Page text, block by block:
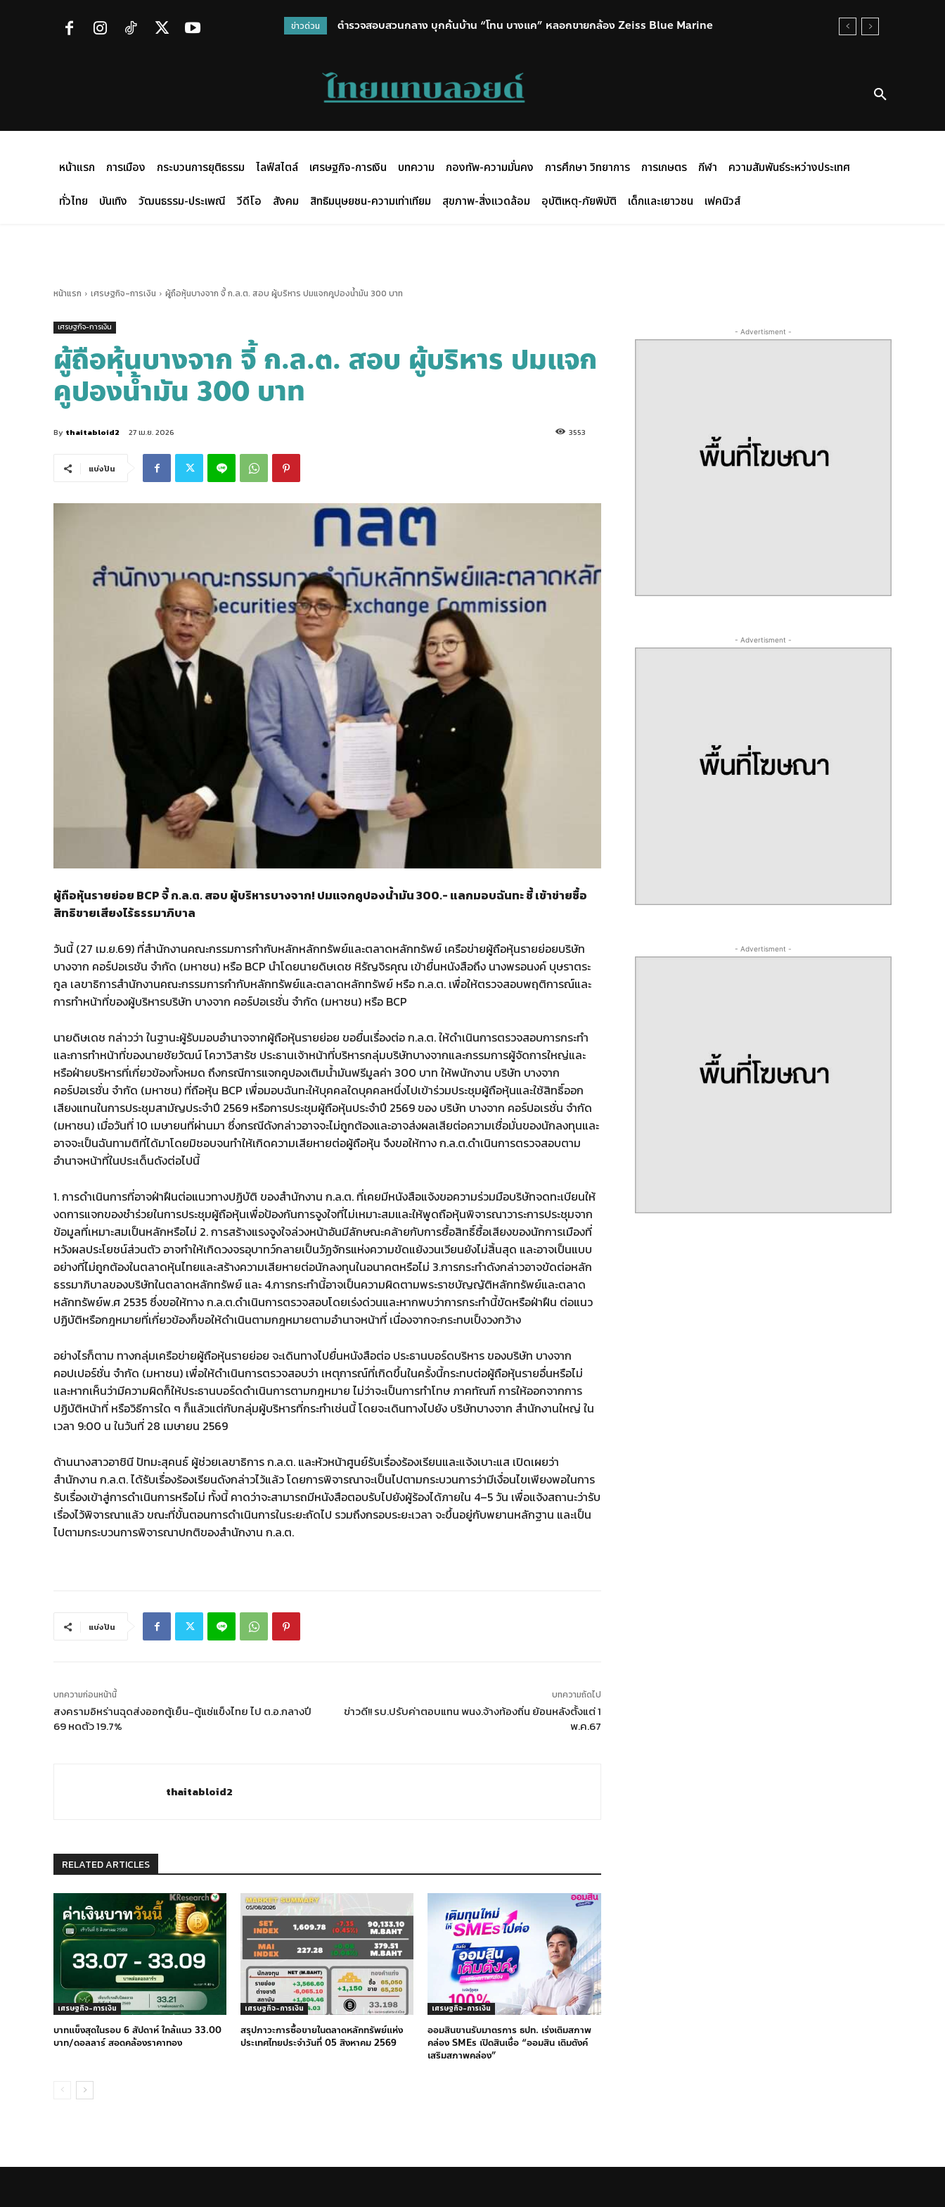
ข่าวด่วน ตำรวจสอบสวนกลาง บุกค้นบ้าน “โทน บางแค” หลอกขายกล้อง Zeiss Blue Marine
หน้าแรก การเมือง กระบวนการยุติธรรม ไลฟ์สไตล์ เศรษฐกิจ-การเงิน บทความ กองทัพ-ความมั่นคง การศึกษา วิทยาการ การเกษตร กีฬา
ความสัมพันธ์ระหว่างประเทศ
ทั่วไทย
บันเทิง วัฒนธรรม-ประเพณี วีดีโอ สังคม สิทธิมนุษยชน-ความเท่าเทียม สุขภาพ-สิ่งแวดล้อม อุบัติเหตุ-ภัยพิบัติ เด็กและเยาวชน เฟคนิวส์
หน้าแรก เศรษฐกิจ-การเงิน ผู้ถือหุ้นบางจาก จี้ ก.ล.ต. สอบ ผู้บริหาร ปมแจกคูปองน้ำมัน 300 บาท
เศรษฐกิจ-การเงิน
ผู้ถือหุ้นบางจาก จี้ ก.ล.ต. สอบ ผู้บริหาร ปมแจก
คูปองน้ำมัน 300 บาท
By thaitabloid2 27 เม.ย. 2026 3553
แบ่งปัน
ผู้ถือหุ้นรายย่อย BCP จี้ ก.ล.ต. สอบ ผู้บริหารบางจาก! ปมแจกคูปองน้ำมัน 300.- แลกมอบฉันทะ ชี้ เข้าข่ายซื้อ
สิทธิขายเสียงไร้ธรรมาภิบาล
วันนี้ (27 เม.ย.69) ที่สำนักงานคณะกรรมการกำกับหลักหลักทรัพย์และตลาดหลักทรัพย์ เครือข่ายผู้ถือหุ้นรายย่อยบริษัท
บางจาก คอร์ปอเรชัน จำกัด (มหาชน) หรือ BCP นำโดยนายดิษเดช หิรัญจิรคุณ เข้ายื่นหนังสือถึง นางพรอนงค์ บุษราตระ
กูล เลขาธิการสำนักงานคณะกรรมการกำกับหลักทรัพย์และตลาดหลักทรัพย์ หรือ ก.ล.ต. เพื่อให้ตรวจสอบพฤติการณ์และ
การทำหน้าที่ของผู้บริหารบริษัท บางจาก คอร์ปอเรชั่น จำกัด (มหาชน) หรือ BCP
นายดิษเดช กล่าวว่า ในฐานะผู้รับมอบอำนาจจากผู้ถือหุ้นรายย่อย ขอยื่นเรื่องต่อ ก.ล.ต. ให้ดำเนินการตรวจสอบการกระทำ
และการทำหน้าที่ของนายชัยวัฒน์ โควาวิสารัช ประธานเจ้าหน้าที่บริหารกลุ่มบริษัทบางจากและกรรมการผู้จัดการใหญ่และ
หรือฝ่ายบริหารที่เกี่ยวข้องทั้งหมด ถึงกรณีการแจกคูปองเติมน้ำมันฟรีมูลค่า 300 บาท ให้พนักงาน บริษัท บางจาก
คอร์ปอเรชั่น จำกัด (มหาชน) ที่ถือหุ้น BCP เพื่อมอบฉันทะให้บุคคลใดบุคคลหนึ่งไปเข้าร่วมประชุมผู้ถือหุ้นและใช้สิทธิ์ออก
เสียงแทนในการประชุมสามัญประจำปี 2569 หรือการประชุมผู้ถือหุ้นประจำปี 2569 ของ บริษัท บางจาก คอร์ปอเรชั่น จำกัด
(มหาชน) เมื่อวันที่ 10 เมษายนที่ผ่านมา ซึ่งกรณีดังกล่าวอาจจะไม่ถูกต้องและอาจส่งผลเสียต่อความเชื่อมั่นของนักลงทุนและ
อาจจะเป็นฉันทามติที่ได้มาโดยมิชอบจนทำให้เกิดความเสียหายต่อผู้ถือหุ้น จึงขอให้ทาง ก.ล.ต.ดำเนินการตรวจสอบตาม
อำนาจหน้าที่ในประเด็นดังต่อไปนี้
1. การดำเนินการที่อาจฝ่าฝืนต่อแนวทางปฏิบัติ ของสำนักงาน ก.ล.ต. ที่เคยมีหนังสือแจ้งขอความร่วมมือบริษัทจดทะเบียนให้
งดการแจกของชำร่วยในการประชุมผู้ถือหุ้นเพื่อป้องกันการจูงใจที่ไม่เหมาะสมและให้พูดถือหุ้นพิจารณาวาระการประชุมจาก
ข้อมูลที่เหมาะสมเป็นหลักหรือไม่ 2. การสร้างแรงจูงใจล่วงหน้าอันมีลักษณะคล้ายกับการซื้อสิทธิ์ซื้อเสียงของนักการเมืองที่
หวังผลประโยชน์ส่วนตัว อาจทำให้เกิดวงจรอุบาทว์กลายเป็นวัฏจักรแห่งความขัดแย้งวนเวียนยังไม่สิ้นสุด และอาจเป็นแบบ
อย่างที่ไม่ถูกต้องในตลาดหุ้นไทยและสร้างความเสียหายต่อนักลงทุนในอนาคตหรือไม่ 3.การกระทำดังกล่าวอาจขัดต่อหลัก
ธรรมาภิบาลของบริษัทในตลาดหลักทรัพย์ และ 4.การกระทำนี้อาจเป็นความผิดตามพระราชบัญญัติหลักทรัพย์และตลาด
หลักทรัพย์พ.ศ 2535 ซึ่งขอให้ทาง ก.ล.ต.ดำเนินการตรวจสอบโดยเร่งด่วนและหากพบว่าการกระทำนี้ขัดหรือฝ่าฝืน ต่อแนว
ปฏิบัติหรือกฎหมายที่เกี่ยวข้องก็ขอให้ดำเนินตามกฎหมายตามอำนาจหน้าที่ เนื่องจากจะกระทบเป็งวงกว้าง
อย่างไรก็ตาม ทางกลุ่มเครือข่ายผู้ถือหุ้นรายย่อย จะเดินทางไปยื่นหนังสือต่อ ประธานบอร์ดบริหาร ของบริษัท บางจาก
คอปเปอร์ชั่น จำกัด (มหาชน) เพื่อให้ดำเนินการตรวจสอบว่า เหตุการณ์ที่เกิดขึ้นในครั้งนี้กระทบต่อผู้ถือหุ้นรายอื่นหรือไม่
และหากเห็นว่ามีความผิดก็ให้ประธานบอร์ดดำเนินการตามกฎหมาย ไม่ว่าจะเป็นการทำโทษ ภาคทัณฑ์ การให้ออกจากการ
ปฏิบัติหน้าที่ หรือวิธีการใด ๆ ก็แล้วแต่กับกลุ่มผู้บริหารที่กระทำเช่นนี้ โดยจะเดินทางไปยัง บริษัทบางจาก สำนักงานใหญ่ ใน
เวลา 9:00 น ในวันที่ 28 เมษายน 2569
ด้านนางสาวอาชินี ปัทมะสุคนธ์ ผู้ช่วยเลขาธิการ ก.ล.ต. และหัวหน้าศูนย์รับเรื่องร้องเรียนและแจ้งเบาะแส เปิดเผยว่า
สำนักงาน ก.ล.ต. ได้รับเรื่องร้องเรียนดังกล่าวไว้แล้ว โดยการพิจารณาจะเป็นไปตามกระบวนการว่ามีเงื่อนไขเพียงพอในการ
รับเรื่องเข้าสู่การดำเนินการหรือไม่ ทั้งนี้ คาดว่าจะสามารถมีหนังสือตอบรับไปยังผู้ร้องได้ภายใน 4–5 วัน เพื่อแจ้งสถานะว่ารับ
เรื่องไว้พิจารณาแล้ว ขณะที่ขั้นตอนการดำเนินการในระยะถัดไป รวมถึงกรอบระยะเวลา จะขึ้นอยู่กับพยานหลักฐาน และเป็น
ไปตามกระบวนการพิจารณาปกติของสำนักงาน ก.ล.ต.
แบ่งปัน
บทความก่อนหน้านี้
สงครามอิหร่านฉุดส่งออกตู้เย็น-ตู้แช่แข็งไทย ไป ต.อ.กลางปี
69 หดตัว 19.7%
บทความถัดไป
ข่าวดี!! รบ.ปรับค่าตอบแทน พนง.จ้างท้องถิ่น ย้อนหลังตั้งแต่ 1
พ.ค.67
thaitabloid2
RELATED ARTICLES
เศรษฐกิจ-การเงิน
บาทแข็งสุดในรอบ 6 สัปดาห์ ใกล้แนว 33.00
บาท/ดอลลาร์ สอดคล้องราคาทอง
เศรษฐกิจ-การเงิน
สรุปภาวะการซื้อขายในตลาดหลักทรัพย์แห่ง
ประเทศไทยประจำวันที่ 05 สิงหาคม 2569
เศรษฐกิจ-การเงิน
ออมสินขานรับมาตรการ ธปท. เร่งเติมสภาพ
คล่อง SMEs เปิดสินเชื่อ “ออมสิน เติมตังค์
เสริมสภาพคล่อง”
- Advertisment -
- Advertisment -
- Advertisment -